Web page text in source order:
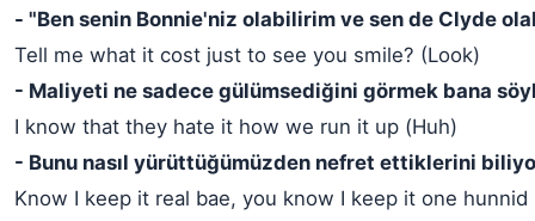
- "Ben senin Bonnie'niz olabilirim ve sen de Clyde
Tell me what it cost just to see you smile? (Look)
- Maliyeti ne sadece gülümsediğini görmek bana
I know that they hate it how we run it up (Huh)
- Bunu nasıl yürüttüğümüzden nefret ettiklerini
Know I keep it real bae, you know I keep it one hunnid